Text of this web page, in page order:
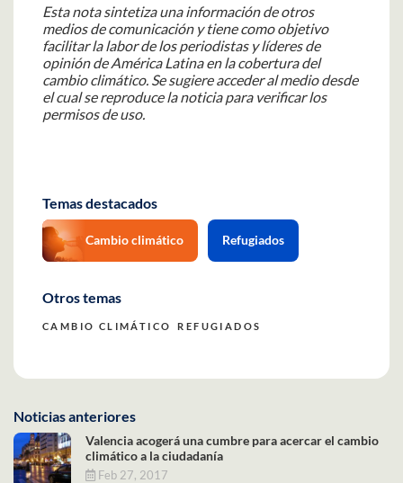
Esta nota sintetiza una información de otros
medios de comunicación y tiene como objetivo
facilitar la labor de los periodistas y líderes de
opinión de América Latina en la cobertura del
cambio climático. Se sugiere acceder al medio desde
el cual se reproduce la noticia para verificar los
permisos de uso.
Temas destacados
Cambio climático Refugiados
Otros temas
CAMBIO CLIMÁTICO REFUGIADOS
Noticias anteriores
Valencia acogerá una cumbre para acercar el cambio
climático a la ciudadanía
Feb 27, 2017